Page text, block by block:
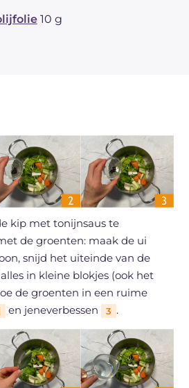
10 g
kip met tonijnsaus te
de groenten: maak de ui
snijd het uiteinde van de
in kleine blokjes (ook het
de groenten in een ruime
en jeneverbessen 3 .